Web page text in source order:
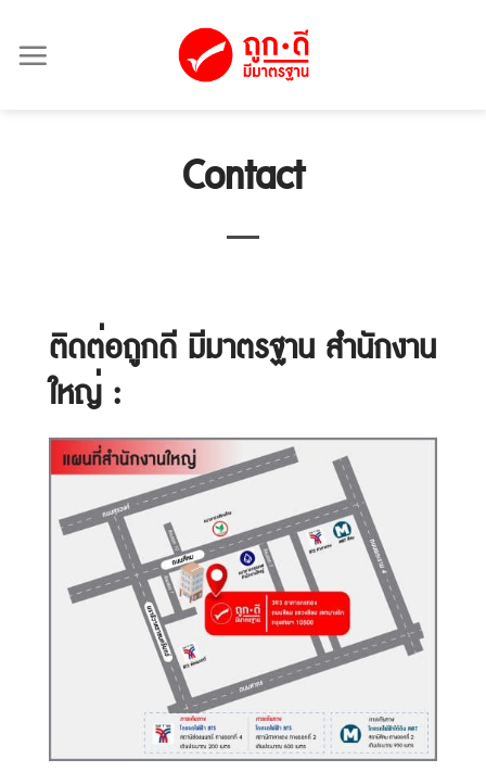
Contact
ติดต่อถูกดี มีมาตรฐาน สำนักงาน
ใหญ่ :